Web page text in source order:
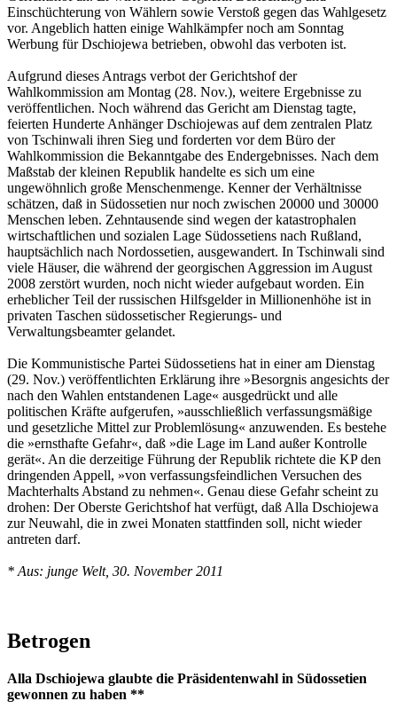
Einschüchterung von Wählern sowie Verstoß gegen das Wahlgesetz
vor. Angeblich hatten einige Wahlkämpfer noch am Sonntag
Werbung für Dschiojewa betrieben, obwohl das verboten ist.
Aufgrund dieses Antrags verbot der Gerichtshof der
Wahlkommission am Montag (28. Nov.), weitere Ergebnisse zu
veröffentlichen. Noch während das Gericht am Dienstag tagte,
feierten Hunderte Anhänger Dschiojewas auf dem zentralen Platz
von Tschinwali ihren Sieg und forderten vor dem Büro der
Wahlkommission die Bekanntgabe des Endergebnisses. Nach dem
Maßstab der kleinen Republik handelte es sich um eine
ungewöhnlich große Menschenmenge. Kenner der Verhältnisse
schätzen, daß in Südossetien nur noch zwischen 20000 und 30000
Menschen leben. Zehntausende sind wegen der katastrophalen
wirtschaftlichen und sozialen Lage Südossetiens nach Rußland,
hauptsächlich nach Nordossetien, ausgewandert. In Tschinwali sind
viele Häuser, die während der georgischen Aggres­sion im August
2008 zerstört wurden, noch nicht wieder aufgebaut worden. Ein
erheblicher Teil der russischen Hilfsgelder in Millionenhöhe ist in
privaten Taschen südossetischer Regierungs- und
Verwaltungsbeamter gelandet.
Die Kommunistische Partei Südossetiens hat in einer am Dienstag
(29. Nov.) veröffentlichten Erklärung ihre »Besorgnis angesichts der
nach den Wahlen entstandenen Lage« ausgedrückt und alle
politischen Kräfte aufgerufen, »ausschließlich verfassungsmäßige
und gesetzliche Mittel zur Problemlösung« anzuwenden. Es bestehe
die »ernsthafte Gefahr«, daß »die Lage im Land außer Kontrolle
gerät«. An die derzeitige Führung der Republik richtete die KP den
dringenden Appell, »von verfassungsfeindlichen Versuchen des
Machterhalts Abstand zu nehmen«. Genau diese Gefahr scheint zu
drohen: Der Oberste Gerichtshof hat verfügt, daß Alla Dschiojewa
zur Neuwahl, die in zwei Monaten stattfinden soll, nicht wieder
antreten darf.
* Aus: junge Welt, 30. November 2011
Betrogen
Alla Dschiojewa glaubte die Präsidentenwahl in Südossetien
gewonnen zu haben **